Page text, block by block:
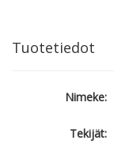
Tuotetiedot
Nimeke:
Tekijät: